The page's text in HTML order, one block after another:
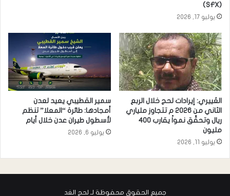
(SFX)
يوليو 17, 2026
العُييري: إيرادات لحج خلال الربع
الثاني من 2026 م تتجاوز ملياري
ريال وتحقِّق نمواً يقارب 400
مليون
يوليو 11, 2026
سمير القطيبي يعيد لعدن
أمجادها: طائرة “المعلا” تنظم
لأسطول طيران عدن خلال أيام
يوليو 6, 2026
جميع الحقوق محفوظة لـ لحج الغد